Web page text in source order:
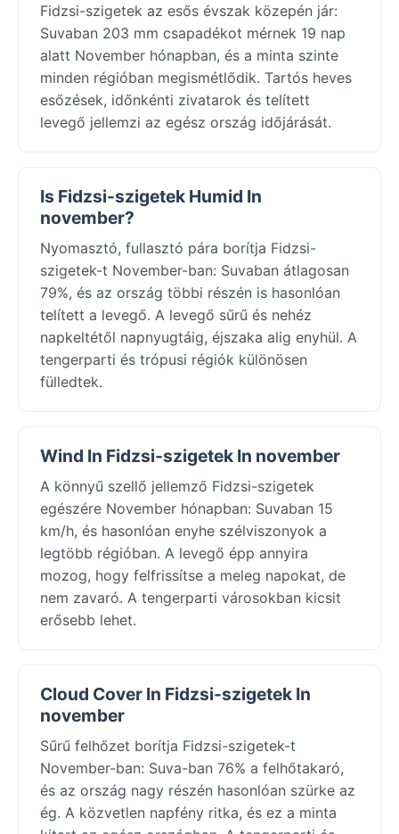
Fidzsi-szigetek az esős évszak közepén jár:
Suvaban 203 mm csapadékot mérnek 19 nap
alatt November hónapban, és a minta szinte
minden régióban megismétlődik. Tartós heves
esőzések, időnkénti zivatarok és telített
levegő jellemzi az egész ország időjárását.
Is Fidzsi-szigetek Humid In
november?
Nyomasztó, fullasztó pára borítja Fidzsi-
szigetek-t November-ban: Suvaban átlagosan
79%, és az ország többi részén is hasonlóan
telített a levegő. A levegő sűrű és nehéz
napkeltétől napnyugtáig, éjszaka alig enyhül. A
tengerparti és trópusi régiók különösen
fülledtek.
Wind In Fidzsi-szigetek In november
A könnyű szellő jellemző Fidzsi-szigetek
egészére November hónapban: Suvaban 15
km/h, és hasonlóan enyhe szélviszonyok a
legtöbb régióban. A levegő épp annyira
mozog, hogy felfrissítse a meleg napokat, de
nem zavaró. A tengerparti városokban kicsit
erősebb lehet.
Cloud Cover In Fidzsi-szigetek In
november
Sűrű felhőzet borítja Fidzsi-szigetek-t
November-ban: Suva-ban 76% a felhőtakaró,
és az ország nagy részén hasonlóan szürke az
ég. A közvetlen napfény ritka, és ez a minta